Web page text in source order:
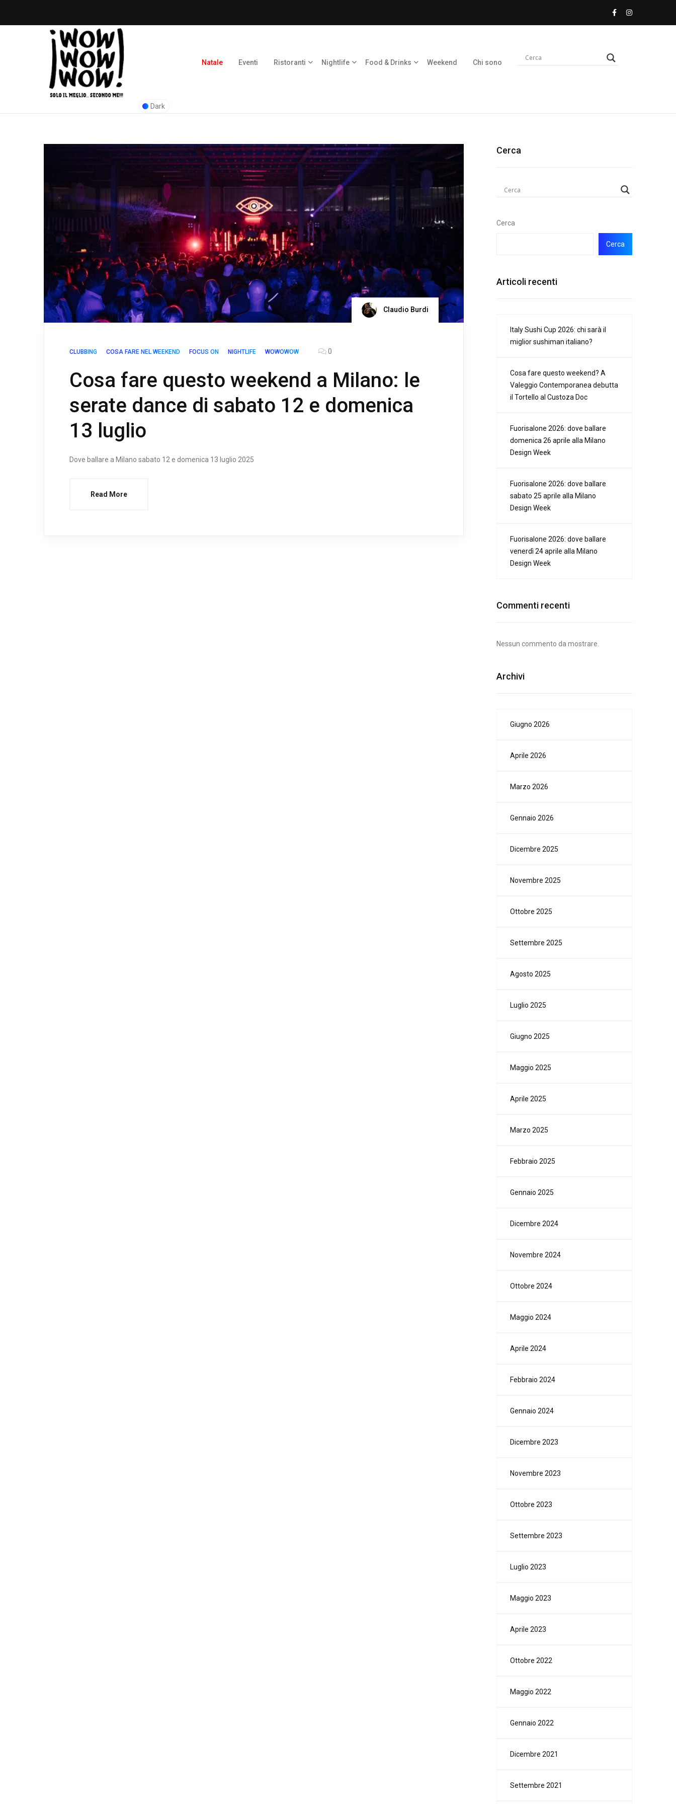
Natale Eventi Ristoranti Nightlife Food & Drinks Weekend Chi sono
Dark
Claudio Burdi
CLUBBING COSA FARE NEL WEEKEND FOCUS ON NIGHTLIFE WOWOWOW 0
Cosa fare questo weekend a Milano: le
serate dance di sabato 12 e domenica
13 luglio
Dove ballare a Milano sabato 12 e domenica 13 luglio 2025
Read More
Cerca
Cerca
Cerca
Articoli recenti
Italy Sushi Cup 2026: chi sarà il
miglior sushiman italiano?
Cosa fare questo weekend? A
Valeggio Contemporanea debutta
il Tortello al Custoza Doc
Fuorisalone 2026: dove ballare
domenica 26 aprile alla Milano
Design Week
Fuorisalone 2026: dove ballare
sabato 25 aprile alla Milano
Design Week
Fuorisalone 2026: dove ballare
venerdì 24 aprile alla Milano
Design Week
Commenti recenti
Nessun commento da mostrare.
Archivi
Giugno 2026
Aprile 2026
Marzo 2026
Gennaio 2026
Dicembre 2025
Novembre 2025
Ottobre 2025
Settembre 2025
Agosto 2025
Luglio 2025
Giugno 2025
Maggio 2025
Aprile 2025
Marzo 2025
Febbraio 2025
Gennaio 2025
Dicembre 2024
Novembre 2024
Ottobre 2024
Maggio 2024
Aprile 2024
Febbraio 2024
Gennaio 2024
Dicembre 2023
Novembre 2023
Ottobre 2023
Settembre 2023
Luglio 2023
Maggio 2023
Aprile 2023
Ottobre 2022
Maggio 2022
Gennaio 2022
Dicembre 2021
Settembre 2021